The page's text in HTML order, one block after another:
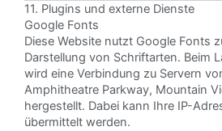
11. Plugins und externe Dienste
Google Fonts
Diese Website nutzt Google Fonts
Darstellung von Schriftarten. Beim
wird eine Verbindung zu Servern
Amphitheatre Parkway, Mountain
hergestellt. Dabei kann Ihre IP-
übermittelt werden.